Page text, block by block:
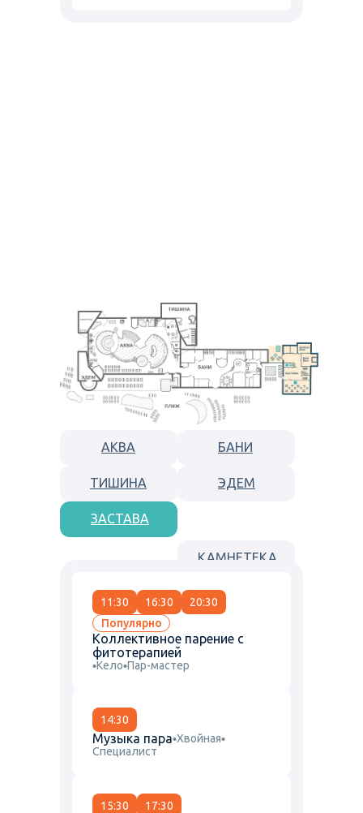
АКВА БАНИ
ТИШИНА ЭДЕМ
ЗАСТАВА
КАМНЕТЕКА
11:30 16:30
20:30
Популярно
Коллективное парение с
фитотерапией
Кело Пар-мастер
14:30
Музыка пара Хвойная
Специалист
15:30 17:30